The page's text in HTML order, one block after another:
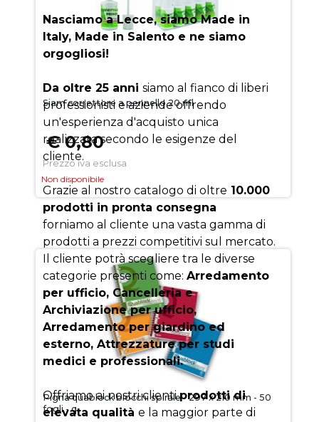
Siam correttore a pennello 20 ml
€ 0,80
Prezzo iva esclusa
Non disponibile
Pigna quablock blocchi spirale - 297 x 210 mm - 50
fogli - q
Nasciamo a Lecce, siamo Made in
Italy, Made in Salento e ne siamo
orgogliosi!
Da oltre 25 anni siamo al fianco di liberi
professionisti e aziende offrendo
un'esperienza d'acquisto unica
realizzata secondo le esigenze del
cliente.
Grazie al nostro catalogo di oltre 10.000
prodotti in pronta consegna
forniamo al cliente una vasta gamma di
prodotti a prezzi competitivi sul mercato.
Il cliente potrà scegliere tra le diverse
categorie presenti come: Arredamento
per ufficio, Cancelleria e
Archiviazione per ufficio,
Arredamento per giardino ed
esterno, Attrezzature per studi
medici e professionali.
Offriamo ai nostri clientiprodotti di
elevata qualità e la maggior parte di